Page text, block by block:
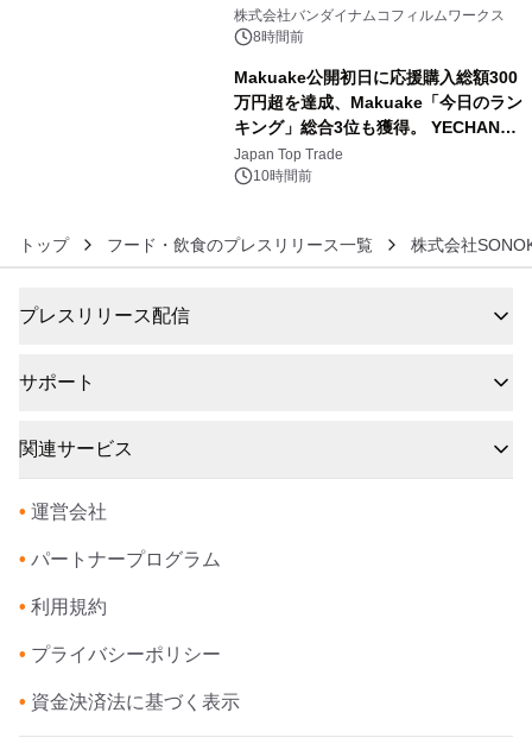
像『UNICORN GUNDAM Statue ―
BEYOND POSSIBILITY ―』を上映！
株式会社バンダイナムコフィルムワークス
8時間前
Makuake公開初日に応援購入総額300
万円超を達成、Makuake「今日のラン
キング」総合3位も獲得。 YECHAN音
浴シンギングボウル第2弾の大型サイ
ズ（XL・2XL・3XL）を先行販売中
Japan Top Trade
10時間前
トップ フード・飲食のプレスリリース一覧 株式会社
プレスリリース配信
サポート
関連サービス
• 運営会社
• パートナープログラム
• 利用規約
• プライバシーポリシー
• 資金決済法に基づく表示